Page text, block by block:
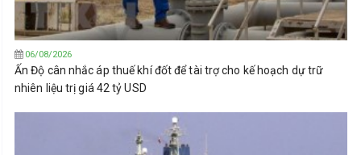
06/08/2026
Ấn Độ cân nhắc áp thuế khí đốt để tài trợ cho kế hoạch dự trữ
nhiên liệu trị giá 42 tỷ USD